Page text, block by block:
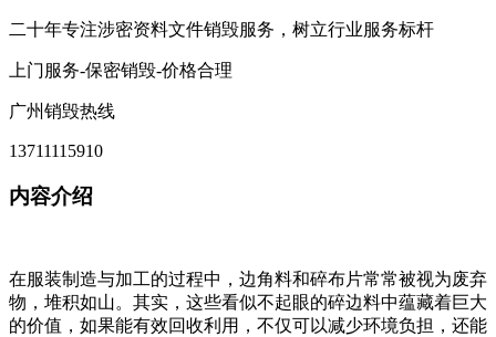
二十年专注涉密资料文件销毁服务，树立行业服务标杆
上门服务-保密销毁-价格合理
广州销毁热线
13711115910
内容介绍
在服装制造与加工的过程中，边角料和碎布片常常被视为废弃
物，堆积如山。其实，这些看似不起眼的碎边料中蕴藏着巨大
的价值，如果能有效回收利用，不仅可以减少环境负担，还能